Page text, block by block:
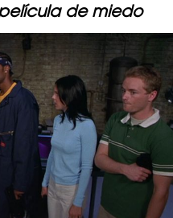
de miedo